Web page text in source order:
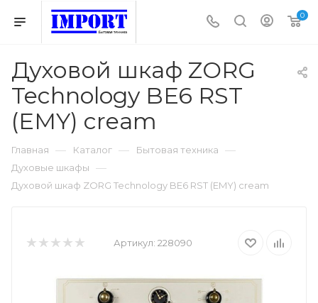
0
Духовой шкаф ZORG
Technology BE6 RST
(EMY) cream
Главная — Каталог — Бытовая техника —
Духовые шкафы —
Духовой шкаф ZORG Technology BE6 RST (EMY) cream
Артикул: 228090